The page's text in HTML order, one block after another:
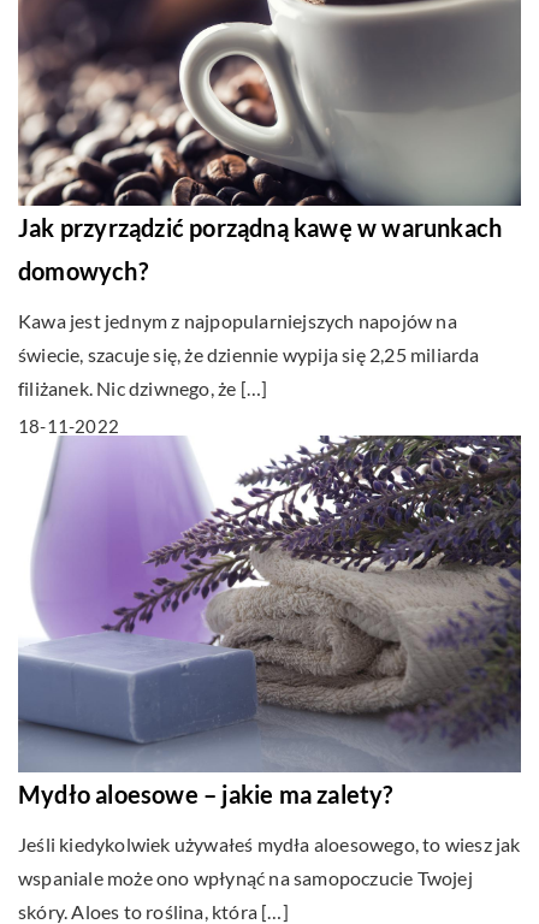
Jak przyrządzić porządną kawę w warunkach
domowych?
Kawa jest jednym z najpopularniejszych napojów na
świecie, szacuje się, że dziennie wypija się 2,25 miliarda
filiżanek. Nic dziwnego, że […]
18-11-2022
Mydło aloesowe – jakie ma zalety?
Jeśli kiedykolwiek używałeś mydła aloesowego, to wiesz jak
wspaniale może ono wpłynąć na samopoczucie Twojej
skóry. Aloes to roślina, która […]